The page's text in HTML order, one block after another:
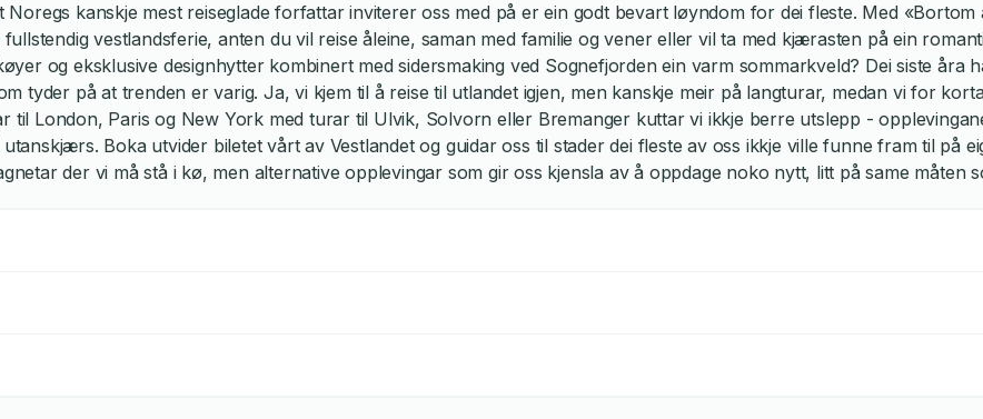
Noregs kanskje mest reiseglade forfattar inviterer oss med på er ein godt bevart løyndom for dei fleste. Med «Bortom
vestlandsferie, anten du vil reise åleine, saman med familie og vener eller vil ta med kjærasten på ein
og eksklusive designhytter kombinert med sidersmaking ved Sognefjorden ein varm sommarkveld? Dei siste åra
tyder på at trenden er varig. Ja, vi kjem til å reise til utlandet igjen, men kanskje meir på langturar, medan vi for
til London, Paris og New York med turar til Ulvik, Solvorn eller Bremanger kuttar vi ikkje berre utslepp -
Boka utvider biletet vårt av Vestlandet og guidar oss til stader dei fleste av oss ikkje ville funne fram til på
der vi må stå i kø, men alternative opplevingar som gir oss kjensla av å oppdage noko nytt, litt på same måten